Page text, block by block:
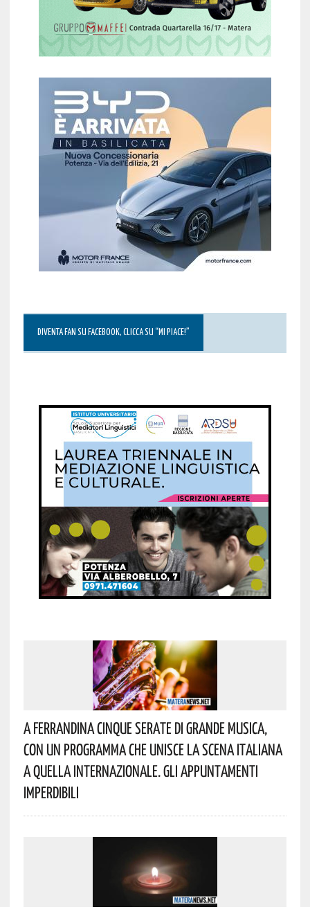
DIVENTA FAN SU FACEBOOK, CLICCA SU “MI PIACE!”
A Ferrandina Cinque Serate Di Grande Musica,
Con Un Programma Che Unisce La Scena Italiana
A Quella Internazionale. Gli Appuntamenti
Imperdibili